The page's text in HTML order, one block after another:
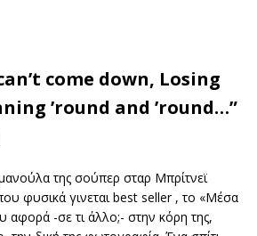
come down, Losing
’round and ’round…”
της σούπερ σταρ Μπρίτνεϊ
φυσικά γινεται best seller , το «Μέσα
αφορά -σε τι άλλο;- στην κόρη της,